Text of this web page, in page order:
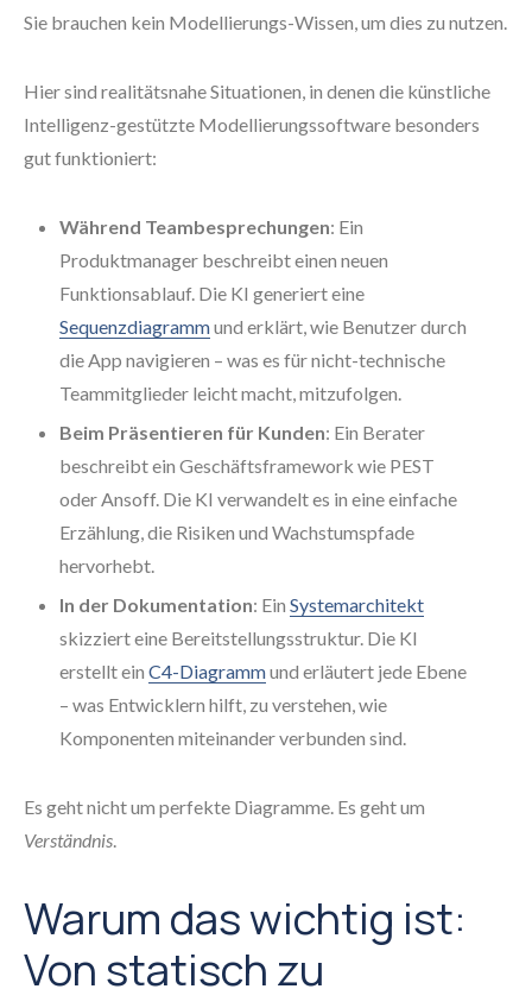
Sie brauchen kein Modellierungs-Wissen, um dies zu nutzen.
Hier sind realitätsnahe Situationen, in denen die künstliche
Intelligenz-gestützte Modellierungssoftware besonders
gut funktioniert:
Während Teambesprechungen: Ein
Produktmanager beschreibt einen neuen
Funktionsablauf. Die KI generiert eine
Sequenzdiagrammund erklärt, wie Benutzer durch
die App navigieren – was es für nicht-technische
Teammitglieder leicht macht, mitzufolgen.
Beim Präsentieren für Kunden: Ein Berater
beschreibt ein Geschäftsframework wie PEST
oder Ansoff. Die KI verwandelt es in eine einfache
Erzählung, die Risiken und Wachstumspfade
hervorhebt.
In der Dokumentation: Ein Systemarchitekt
skizziert eine Bereitstellungsstruktur. Die KI
erstellt ein C4-Diagrammund erläutert jede Ebene
– was Entwicklern hilft, zu verstehen, wie
Komponenten miteinander verbunden sind.
Es geht nicht um perfekte Diagramme. Es geht um
Verständnis.
Warum das wichtig ist:
Von statisch zu